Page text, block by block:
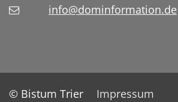
info@dominformation.de
© Bistum Trier
Impressum